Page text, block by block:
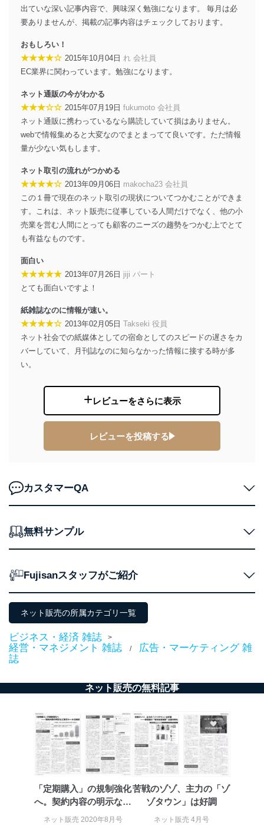
者を識別・認証しています。
個人データを取り扱う機器等のオペレーティング
システムを最新の状態に保持しています。
個人データを取り扱う機器等にセキュリティ対策
ソフトウェア等を導入し、自動更新 機能等の活用
により、これを最新状態としています。
情報システムの使用に伴う漏洩等の防止
メール等により個人データの含まれるファイルを
送信する場合に、当該ファイルへのパスワードを
設定しています。
個人情報保護マネジメントシステムの継続的改善
当社は、内部監査及びマネジメントレビューの機会を通
じて、個人情報保護マネジメントシステムを継続的に改
善し、常に最良の状態を維持します。
苦情及び相談受付け窓口
ステムに関するご相談及び苦情については以下までご連
絡ください。
適切、かつ迅速に対応させていただきます。
株式会社富士山マガジンサービス 個人情報問い合わせ
係
FAX：03-5459-7073
e-mail：cs@fujisan.co.jp
代表取締役会長 西野 伸一郎
個人情報の取扱いについて
用・提供・管理いたします。
代表取締役会長 西野 伸一郎
２．利用目的
りです。
ービス等をご利用
購入商品の配送のため
商品代金回収のため
のため
個人が特定できない形で取得した
析して、趣味・嗜好に
応じた新商品・サービスに関する
広告のため
2
当社にお問合わせ
いただいた方の個
人情報
お問い合わせ対応、トラブル対
処、オペレーター教育など応対品
質向上のため
当社カスタマーQ＆
カスタマーQ＆Aサイトの投稿内容
の確認のため
ｅメール等によるカスタマーQ＆A
サイトのサービス内容のご案内の
出ていな深い記事内容で、興味深く勉強になります。 毎月は必
要ありませんが、掲載の記事内容はチェックしております。
おもしろい！
★★★★☆ 2015年10月04日 れ 会社員
EC業界に関わっています。勉強になります。
ネット通販の今がわかる
★★★☆☆ 2015年07月19日 fukumoto 会社員
ネット通販に携わっているなら購読していて損はありません。
webで情報集めると大変なのでまとまってて良いです。ただ情報
量が少ない気もします。
ネット取引の流れがつかめる
★★★★☆ 2013年09月06日 makocha23 会社員
この１冊で現在のネット取引の現状についてつかむことができま
す。これは、ネット販売に従事している人間だけでなく、他の小
売業を営む人間にとっても顧客のニーズの趨勢をつかむ上でとて
も有益なものです。
面白い
★★★★★ 2013年07月26日 jiji パート
とても面白いですよ！
紙雑誌なのに情報が速い。
★★★★☆ 2013年02月05日 Takseki 役員
ネット社会での紙媒体としての宿命としてのスピードの遅さをカ
バーしていて、月刊誌なのに知らなかった情報に接する時が多
い。
レビューをさらに表示
レビューを投稿する
カスタマーQA
無料サンプル
Fujisanスタッフがご紹介
ネット販売の所属カテゴリ一覧
ビジネス・経済 雑誌 >
経営・マネジメント 雑誌 /
広告・マーケティング 雑
誌
ネット販売の無料記事
「定期購入」の規制強化
へ。契約内容の明示など
表示ルール化検討
ネット販売 2020年8月号
苦戦のゾゾ、主力の「ゾ
ゾタウン」は好調
ネット販売 4月号